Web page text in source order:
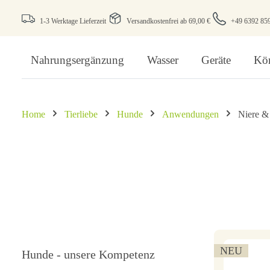
1-3 Werktage Lieferzeit Versandkostenfrei ab 69,00 € +49 6392
Nahrungsergänzung Wasser Geräte
Home Tierliebe Hunde Anwendungen Niere &
Hunde - unsere Kompetenz NEU